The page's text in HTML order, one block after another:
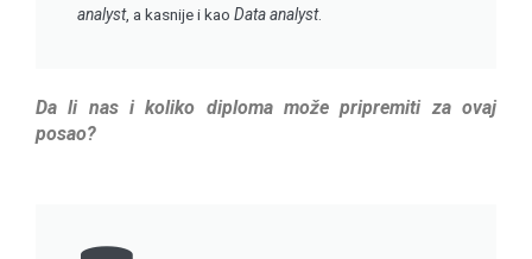
analyst, a kasnije i kao Data analyst.
Da li nas i koliko diploma može pripremiti za ovaj
posao?